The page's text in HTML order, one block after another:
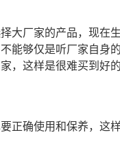
大厂家的产品，现在
能够仅是听厂家自身
，这样是很难买到好
正确使用和保养，这